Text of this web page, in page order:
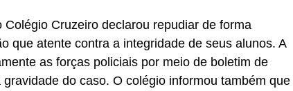
Cruzeiro declarou repudiar de forma
que atente contra a integridade de seus alunos. A
as forças policiais por meio de boletim de
do caso. O colégio informou também que